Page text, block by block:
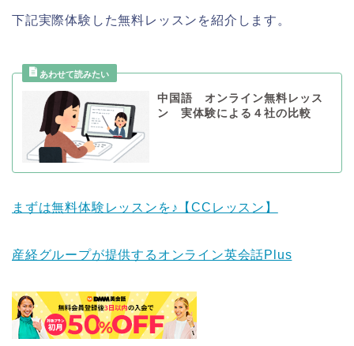
下記実際体験した無料レッスンを紹介します。
中国語 オンライン無料レッス
ン 実体験による４社の比較
まずは無料体験レッスンを♪【CCレッスン】
産経グループが提供するオンライン英会話Plus